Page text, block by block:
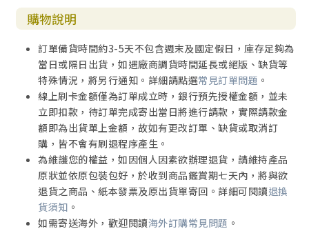
購物說明
訂單備貨時間約3-5天不包含週末及國定假日，庫存足夠為
當日或隔日出貨，如遇廠商調貨時間延長或絕版、缺貨等
特殊情況，將另行通知。詳細請點選常見訂單問題 。
線上刷卡金額僅為訂單成立時，銀行預先授權金額，並未
立即扣款，待訂單完成寄出當日將進行請款，實際請款金
額即為出貨單上金額，故如有更改訂單、缺貨或取消訂
購，皆不會有刷退程序產生。
為維護您的權益，如因個人因素欲辦理退貨，請維持產品
原狀並依原包裝包好，於收到商品鑑賞期七天內，將與欲
退貨之商品、紙本發票及原出貨單寄回。詳細可閱讀退換
貨須知 。
如需寄送海外，歡迎閱讀海外訂購常見問題 。